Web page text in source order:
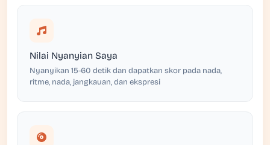
Nilai Nyanyian Saya
Nyanyikan 15-60 detik dan dapatkan skor pada nada,
ritme, nada, jangkauan, dan ekspresi